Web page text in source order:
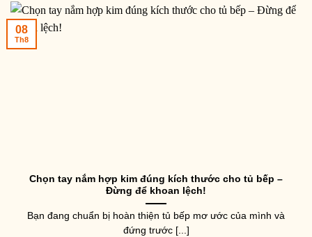
Chọn tay nắm hợp kim đúng kích thước cho tủ bếp –
Đừng để khoan lệch!
Bạn đang chuẩn bị hoàn thiện tủ bếp mơ ước của mình và
đứng trước [...]
08
Th8